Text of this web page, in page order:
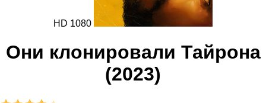
HD 1080
Они клонировали Тайрона
(2023)